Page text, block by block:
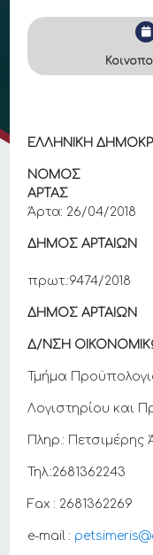
ΕΛΛΗΝΙΚΗ
ΝΟΜΟΣ
ΑΡΤΑΣ
Άρτα: 26/04/2018
ΔΗΜΟΣ ΑΡΤΑΙΩΝ
πρωτ.:9474/2018
ΔΗΜΟΣ ΑΡΤΑΙΩΝ
Δ/ΝΣΗ
Τμήμα
Λογιστηρίου και
Πληρ.: Πετσιμέρης
Τηλ.:2681362243
Fax : 2681362269
e-mail :